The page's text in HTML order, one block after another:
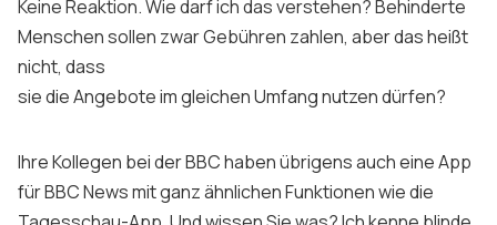
Keine Reaktion. Wie darf ich das verstehen? Behinderte
Menschen sollen zwar Gebühren zahlen, aber das heißt
nicht, dass
sie die Angebote im gleichen Umfang nutzen dürfen?
Ihre Kollegen bei der BBC haben übrigens auch eine App
für BBC News mit ganz ähnlichen Funktionen wie die